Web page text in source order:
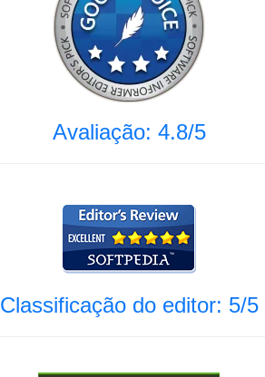
Avaliação: 4.8/5
Classificação do editor: 5/5